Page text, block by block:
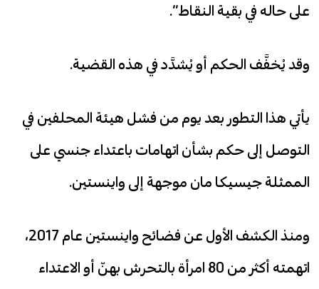
على حاله في بقية النقاط”.
وقد يُخفَّف الحكم أو يُشدَّد في هذه القضية.
يأتي هذا التطور بعد يوم من فشل هيئة المحلفين في
التوصل إلى حكم بشأن اتهامات باعتداء جنسي على
الممثلة جيسيكا مان موجهة إلى واينستين.
ومنذ الكشف الأول عن فضائح واينستين عام 2017،
اتهمته أكثر من 80 امرأة بالتحرش بهنّ أو الاعتداء